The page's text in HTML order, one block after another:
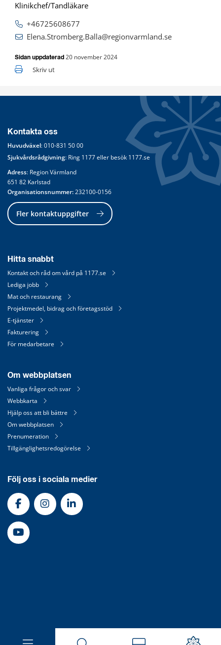
Klinikchef/Tandläkare
+46725608677
Elena.Stromberg.Balla@regionvarmland.se
Sidan uppdaterad 20 november 2024
Skriv ut
Kontakta oss
Huvudväxel: 010-831 50 00
Sjukvårdsrådgivning: Ring 1177 eller besök 1177.se
Adress: Region Värmland
651 82 Karlstad
Organisationsnummer: 232100-0156
Fler kontaktuppgifter
Hitta snabbt
Kontakt och råd om vård på 1177.se
Lediga jobb
Mat och restaurang
Projektmedel, bidrag och företagsstöd
E-tjänster
Fakturering
För medarbetare
Om webbplatsen
Vanliga frågor och svar
Webbkarta
Hjälp oss att bli bättre
Om webbplatsen
Prenumeration
Tillgänglighetsredogörelse
Följ oss i sociala medier